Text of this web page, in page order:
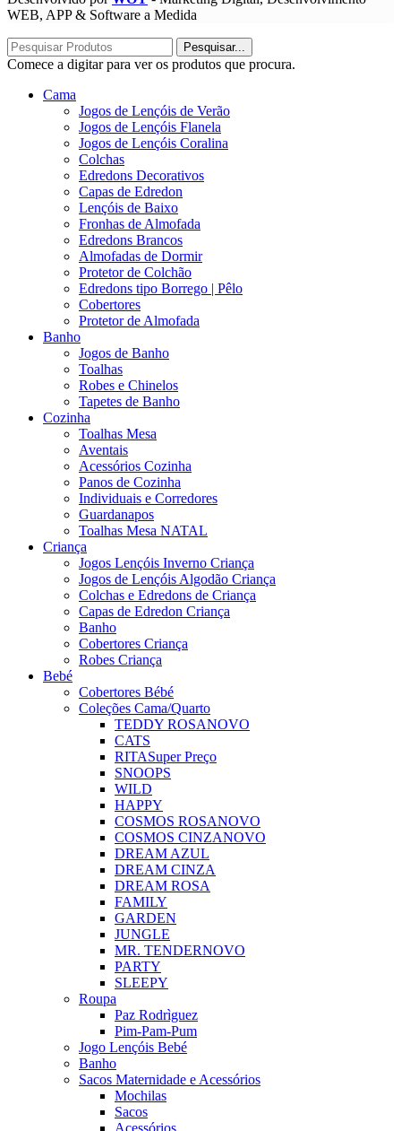
WEB, APP & Software a Medida
Pesquisar...
Comece a digitar para ver os produtos que procura.
Cama
Jogos de Lençóis de Verão
Jogos de Lençóis Flanela
Jogos de Lençóis Coralina
Colchas
Edredons Decorativos
Capas de Edredon
Lençóis de Baixo
Fronhas de Almofada
Edredons Brancos
Almofadas de Dormir
Protetor de Colchão
Edredons tipo Borrego | Pêlo
Cobertores
Protetor de Almofada
Banho
Jogos de Banho
Toalhas
Robes e Chinelos
Tapetes de Banho
Cozinha
Toalhas Mesa
Aventais
Acessórios Cozinha
Panos de Cozinha
Individuais e Corredores
Guardanapos
Toalhas Mesa NATAL
Criança
Jogos Lençóis Inverno Criança
Jogos de Lençóis Algodão Criança
Colchas e Edredons de Criança
Capas de Edredon Criança
Banho
Cobertores Criança
Robes Criança
Bebé
Cobertores Bébé
Coleções Cama/Quarto
TEDDY ROSANOVO
CATS
RITASuper Preço
SNOOPS
WILD
HAPPY
COSMOS ROSANOVO
COSMOS CINZANOVO
DREAM AZUL
DREAM CINZA
DREAM ROSA
FAMILY
GARDEN
JUNGLE
MR. TENDERNOVO
PARTY
SLEEPY
Roupa
Paz Rodrìguez
Pim-Pam-Pum
Jogo Lençóis Bebé
Banho
Sacos Maternidade e Acessórios
Mochilas
Sacos